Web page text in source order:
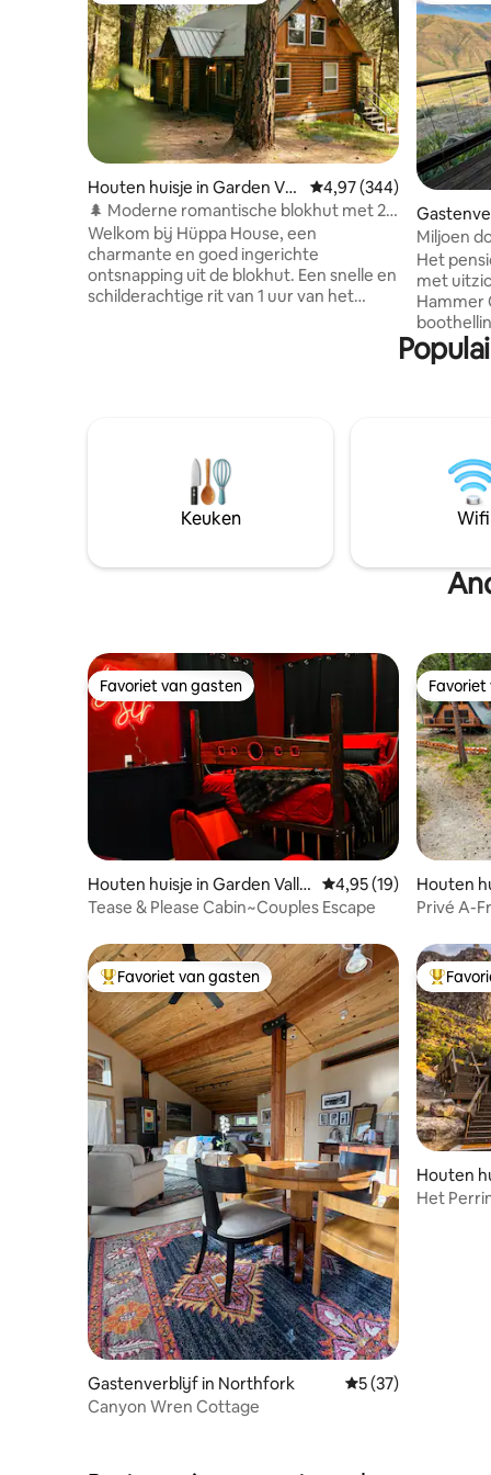
Houten huisje in Garden Vall
ey
Gemiddelde
4,97 (344)
🌲 Moderne romantische blokhut met 2
slaapkamers in het bos 🪵
Welkom bij Hüppa House, een
charmante en goed ingerichte
ontsnapping uit de blokhut. Een snelle en
schilderachtige rit van 1 uur van het
10 meter kun je genieten van golfen,
drijven door de rivier, raften van
wereldklasse, wandelen, ATV-ing,
aantal iconische warmwaterbronnen!"
Miljoen
Valley
Het
met
Hammer
Hells
Landing
een
miljoen
Keuken Wifi
Favoriet van gasten
Favoriet van gasten
Houten huisje in Garden Valle
y
Gemiddelde
4,95 (19)
Tease & Please Cabin~Couples Escape
Houten
Privé A-
Topfavoriet van gasten
Favoriet van gasten
Gastenverblijf in Northfork Gemiddelde
5 (37)
Canyon Wren Cottage
Houten
Het